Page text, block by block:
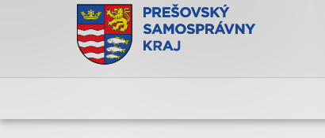
Doména psk.sk je oficiálna
Toto je oficiálna webová stránka